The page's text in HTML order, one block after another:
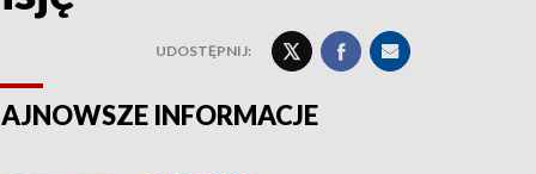
UDOSTĘPNIJ:
INFORMACJE